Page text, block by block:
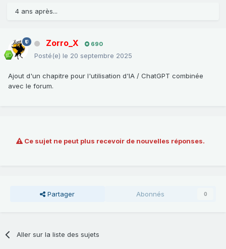
4 ans après...
Zorro_X 690
Posté(e) le 20 septembre 2025
Ajout d'un chapitre pour l'utilisation d'IA / ChatGPT combinée
avec le forum.
Ce sujet ne peut plus recevoir de nouvelles réponses.
Partager Abonnés 0
Aller sur la liste des sujets